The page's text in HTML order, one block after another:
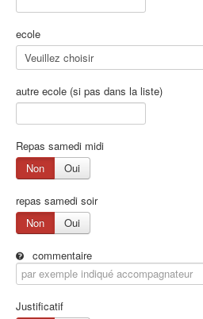
ecole
autre ecole (si pas dans la liste)
Repas samedi midi
Non
Oui
repas samedi soir
Non
Oui
commentaire
Justificatif